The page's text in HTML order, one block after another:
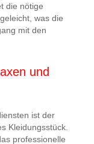
die nötige
was die
mit den
und
ist der
Kleidungsstück.
professionelle